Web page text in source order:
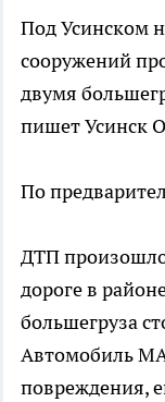
Под Усинском
сооружений
двумя
пишет Усинск
По
ДТП
дороге в
большегруза
Автомобиль
повреждения,